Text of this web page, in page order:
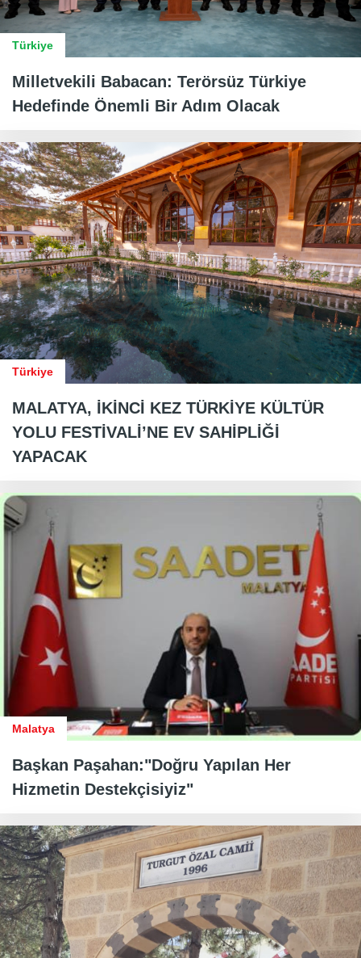
Türkiye
Milletvekili Babacan: Terörsüz Türkiye
Hedefinde Önemli Bir Adım Olacak
Türkiye
MALATYA, İKİNCİ KEZ TÜRKİYE KÜLTÜR
YOLU FESTİVALİ’NE EV SAHİPLİĞİ
YAPACAK
Malatya
Başkan Paşahan:"Doğru Yapılan Her
Hizmetin Destekçisiyiz"